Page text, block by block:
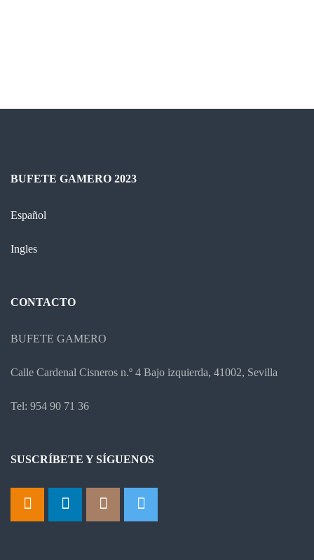
BUFETE GAMERO 2023
Español
Ingles
CONTACTO
BUFETE GAMERO
Calle Cardenal Cisneros n.º 4 Bajo izquierda, 41002, Sevilla
Tel: 954 90 71 36
SUSCRÍBETE Y SÍGUENOS